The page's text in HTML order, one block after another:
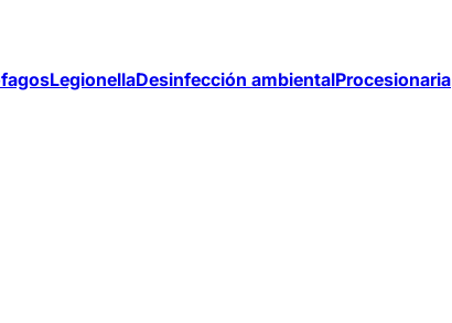
LegionellaDesinfección ambientalProcesionaria